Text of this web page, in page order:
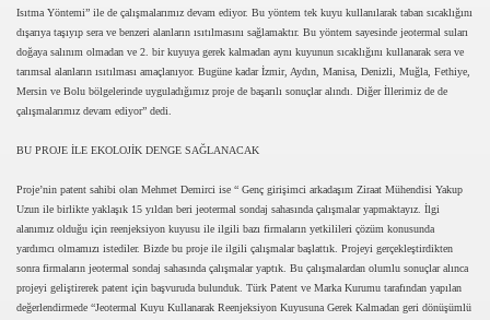
Isıtma Yöntemi” ile de çalışmalarımız devam ediyor. Bu yöntem tek kuyu kullanılarak taban sıcaklığını
dışarıya taşıyıp sera ve benzeri alanların ısıtılmasını sağlamaktır. Bu yöntem sayesinde jeotermal suları
doğaya salınım olmadan ve 2. bir kuyuya gerek kalmadan aynı kuyunun sıcaklığını kullanarak sera ve
tarımsal alanların ısıtılması amaçlanıyor. Bugüne kadar İzmir, Aydın, Manisa, Denizli, Muğla, Fethiye,
Mersin ve Bolu bölgelerinde uyguladığımız proje de başarılı sonuçlar alındı. Diğer İllerimiz de de
çalışmalarımız devam ediyor” dedi.
BU PROJE İLE EKOLOJİK DENGE SAĞLANACAK
Proje’nin patent sahibi olan Mehmet Demirci ise “ Genç girişimci arkadaşım Ziraat Mühendisi Yakup
Uzun ile birlikte yaklaşık 15 yıldan beri jeotermal sondaj sahasında çalışmalar yapmaktayız. İlgi
alanımız olduğu için reenjeksiyon kuyusu ile ilgili bazı firmaların yetkilileri çözüm konusunda
yardımcı olmamızı istediler. Bizde bu proje ile ilgili çalışmalar başlattık. Projeyi gerçekleştirdikten
sonra firmaların jeotermal sondaj sahasında çalışmalar yaptık. Bu çalışmalardan olumlu sonuçlar alınca
projeyi geliştirerek patent için başvuruda bulunduk. Türk Patent ve Marka Kurumu tarafından yapılan
değerlendirmede “Jeotermal Kuyu Kullanarak Reenjeksiyon Kuyusuna Gerek Kalmadan geri dönüşümlü
EVİ HEDİYE ETTİ
KURULU TOPLANTISI